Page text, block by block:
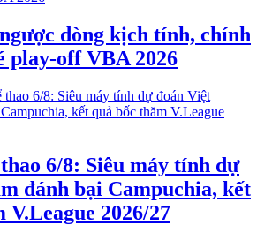
dòng kịch tính, chính
play-off VBA 2026
6/8: Siêu máy tính dự
đánh bại Campuchia, kết
V.League 2026/27